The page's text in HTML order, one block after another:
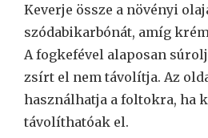
Keverje össze a növényi
szódabikarbónát, amíg
A fogkefével alaposan
zsírt el nem távolítja. Az
használhatja a foltokra, ha
távolíthatóak el.